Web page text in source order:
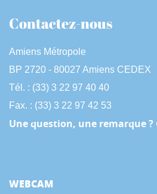
Contactez-nous
Amiens Métropole
BP 2720 - 80027 Amiens CEDEX
Tél. : (33) 3 22 97 40 40
Fax. : (33) 3 22 97 42 53
Une question, une remarque ?
WEBCAM